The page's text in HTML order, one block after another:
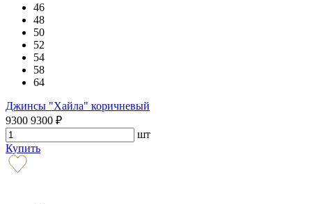
46
48
50
52
54
58
64
Джинсы "Хайла" коричневый
9300 9300 ₽
шт
Купить